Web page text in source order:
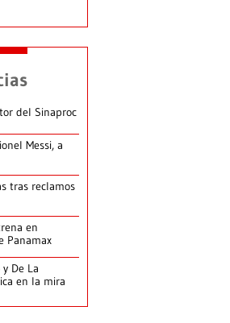
del Sinaproc
Messi, a
tras reclamos
en
Panamax
De La
en la mira